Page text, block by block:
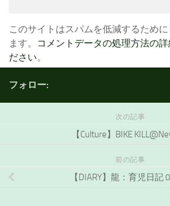
このサイトはスパムを低減するため
ます。
コメントデータの処理方法の
ださい。
フォロー:
次の記事
【Culture】BIKE
前の記事
【DIARY】龍：育児日記